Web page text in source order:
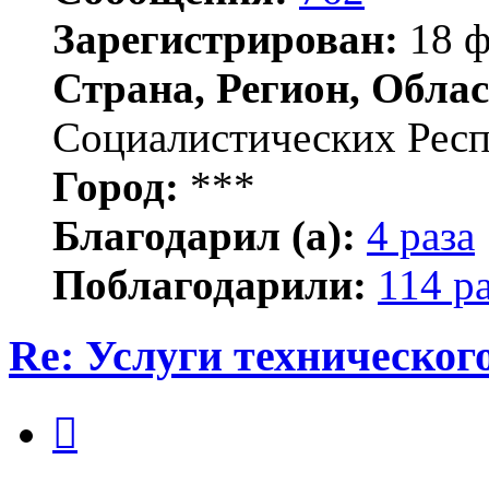
Зарегистрирован: 18
Страна, Регион,
Социалистических
Город: ***
Благодарил (а): 4 раза
Поблагодарили: 114
Re: Услуги